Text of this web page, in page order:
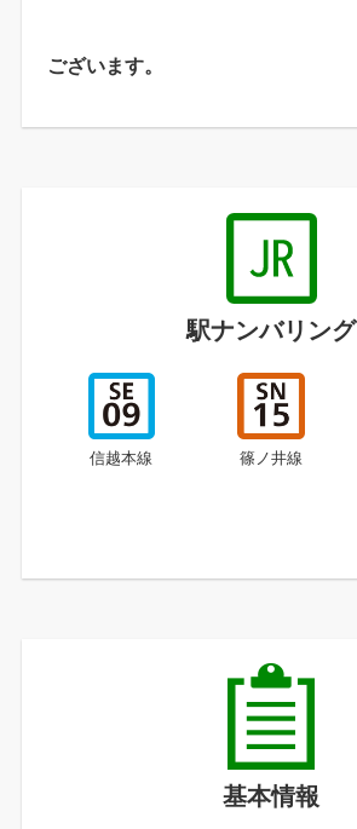
ございます。
駅ナンバリング
信越本線 篠ノ井線
基本情報